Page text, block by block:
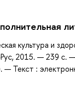
культура и
2015. — 239
Текст :